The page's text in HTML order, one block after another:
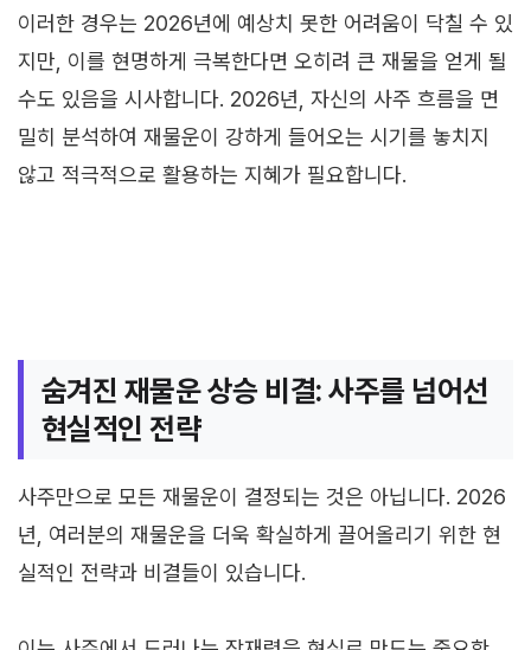
이러한 경우는 2026년에 예상치 못한 어려움이 닥칠 수 있
지만, 이를 현명하게 극복한다면 오히려 큰 재물을 얻게 될
수도 있음을 시사합니다. 2026년, 자신의 사주 흐름을 면
밀히 분석하여 재물운이 강하게 들어오는 시기를 놓치지
않고 적극적으로 활용하는 지혜가 필요합니다.
숨겨진 재물운 상승 비결: 사주를 넘어선
현실적인 전략
사주만으로 모든 재물운이 결정되는 것은 아닙니다. 2026
년, 여러분의 재물운을 더욱 확실하게 끌어올리기 위한 현
실적인 전략과 비결들이 있습니다.